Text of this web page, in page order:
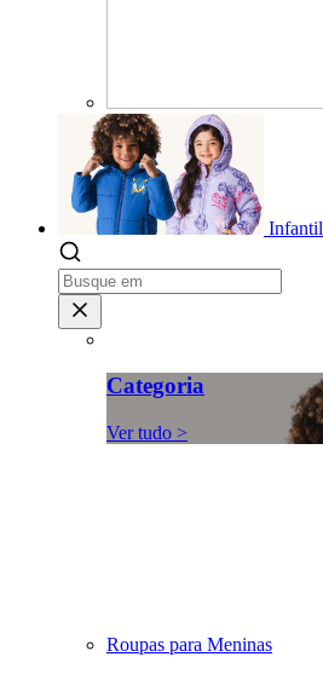
Infantil
Categoria
Ver tudo >
Roupas para Meninas